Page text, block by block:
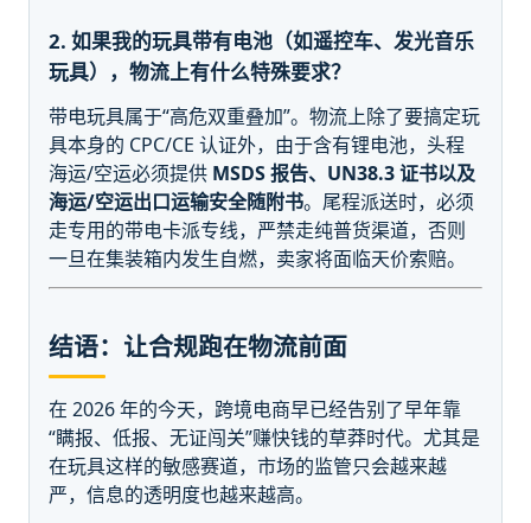
2. 如果我的玩具带有电池（如遥控车、发光音乐
玩具），物流上有什么特殊要求？
带电玩具属于“高危双重叠加”。物流上除了要搞定玩
具本身的 CPC/CE 认证外，由于含有锂电池，头程
海运/空运必须提供 MSDS 报告、UN38.3 证书以及
海运/空运出口运输安全随附书。尾程派送时，必须
走专用的带电卡派专线，严禁走纯普货渠道，否则
一旦在集装箱内发生自燃，卖家将面临天价索赔。
结语：让合规跑在物流前面
在 2026 年的今天，跨境电商早已经告别了早年靠
“瞒报、低报、无证闯关”赚快钱的草莽时代。尤其是
在玩具这样的敏感赛道，市场的监管只会越来越
严，信息的透明度也越来越高。